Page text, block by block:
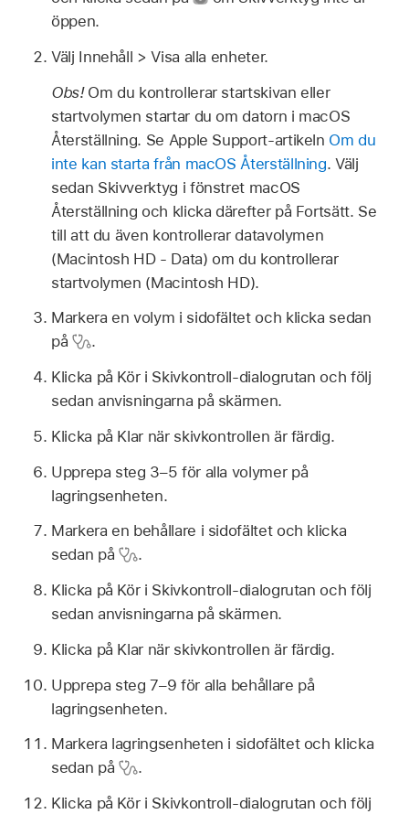
öppen.
Välj Innehåll > Visa alla enheter.
Obs! Om du kontrollerar startskivan eller
startvolymen startar du om datorn i macOS
Återställning. Se Apple Support-artikeln Om du
inte kan starta från macOS Återställning. Välj
sedan Skivverktyg i fönstret macOS
Återställning och klicka därefter på Fortsätt. Se
till att du även kontrollerar datavolymen
(Macintosh HD - Data) om du kontrollerar
startvolymen (Macintosh HD).
Markera en volym i sidofältet och klicka sedan
på
.
Klicka på Kör i Skivkontroll-dialogrutan och följ
sedan anvisningarna på skärmen.
Klicka på Klar när skivkontrollen är färdig.
Upprepa steg 3–5 för alla volymer på
lagringsenheten.
Markera en behållare i sidofältet och klicka
sedan på
.
Klicka på Kör i Skivkontroll-dialogrutan och följ
sedan anvisningarna på skärmen.
Klicka på Klar när skivkontrollen är färdig.
Upprepa steg 7–9 för alla behållare på
lagringsenheten.
Markera lagringsenheten i sidofältet och klicka
sedan på
.
Klicka på Kör i Skivkontroll-dialogrutan och följ